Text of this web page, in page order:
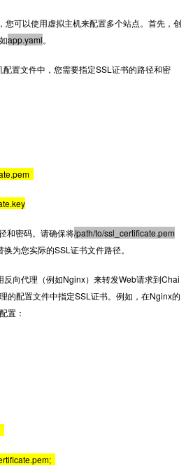
您可以使用虚拟主机来配置多个站点。首先，创
app.yaml。
置文件中，您需要指定SSL证书的路径和密
和密码。请确保将/path/to/ssl_certificate.pem
换为您实际的SSL证书文件路径。
反向代理（例如Nginx）来转发Web请求到Chai
的配置文件中指定SSL证书。例如，在Nginx的
置：